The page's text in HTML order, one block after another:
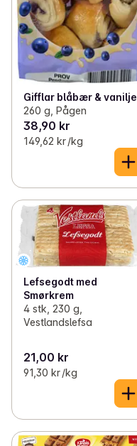
Gifflar blåbær & vanilje
260 g, Pågen
38,90 kr
149,62 kr /kg
Lefsegodt med
Smørkrem
4 stk, 230 g,
Vestlandslefsa
21,00 kr
91,30 kr /kg